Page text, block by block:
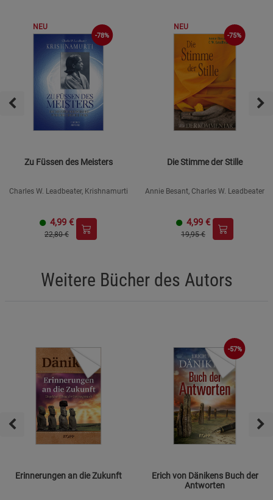
NEU
-78%
Zu Füssen des Meisters
Charles W. Leadbeater, Krishnamurti
4,99 €
22,80 €
NEU
-75%
Die Stimme der Stille
Annie Besant, Charles W. Leadbeater
4,99 €
19,95 €
Weitere Bücher des Autors
Erinnerungen an die Zukunft
-57%
Erich von Dänikens Buch der
Antworten